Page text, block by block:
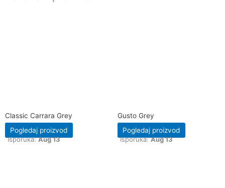
Classic Carrara Grey
Pogledaj proizvod
Isporuka:Aug 13
Gusto Grey
Pogledaj proizvod
Isporuka:Aug 13